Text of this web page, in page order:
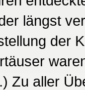
längst
der
Zu aller